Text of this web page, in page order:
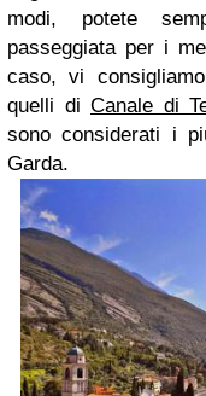
modi, potete
passeggiata per i
caso, vi
quelli di Canale di
sono considerati i
Garda.